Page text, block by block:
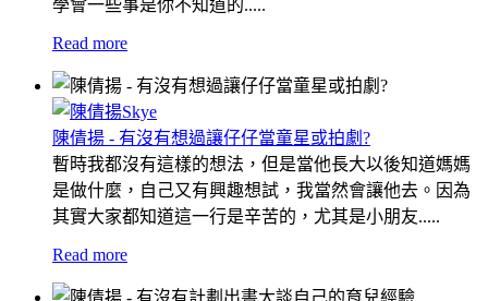
學會一些事是你不知道的.....
Read more
陳倩揚 - 有沒有想過讓仔仔當童星或拍劇?
暫時我都沒有這樣的想法，但是當他長大以後知道媽媽
是做什麼，自己又有興趣想試，我當然會讓他去。因為
其實大家都知道這一行是辛苦的，尤其是小朋友.....
Read more